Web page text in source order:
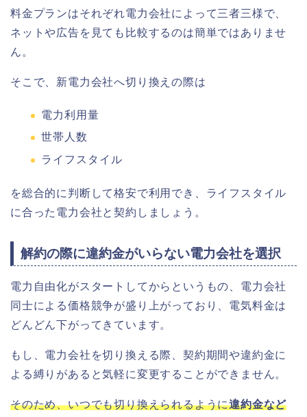
料金プランはそれぞれ電力会社によって三者三様で、
ネットや広告を見ても比較するのは簡単ではありませ
ん。
そこで、新電力会社へ切り換えの際は
電力利用量
世帯人数
ライフスタイル
を総合的に判断して格安で利用でき、ライフスタイル
に合った電力会社と契約しましょう。
解約の際に違約金がいらない電力会社を選択
電力自由化がスタートしてからというもの、電力会社
同士による価格競争が盛り上がっており、電気料金は
どんどん下がってきています。
もし、電力会社を切り換える際、契約期間や違約金に
よる縛りがあると気軽に変更することができません。
そのため、いつでも切り換えられるように違約金など